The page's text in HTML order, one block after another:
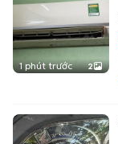
1 phút trước 2